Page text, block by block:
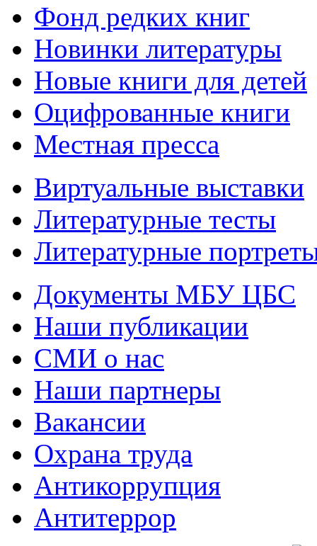
Фонд редких книг
Новинки литературы
Новые книги для детей
Оцифрованные книги
Местная пресса
Виртуальные выставки
Литературные тесты
Литературные
Документы МБУ ЦБС
Наши публикации
СМИ о нас
Наши партнеры
Вакансии
Охрана труда
Антикоррупция
Антитеррор